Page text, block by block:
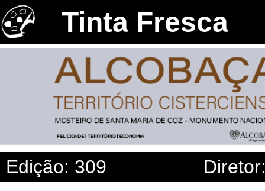
Tinta Fresca
Edição: 309